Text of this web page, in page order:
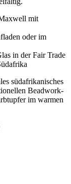
mit
oder im
in der Fair Trade
südafrikanisches
Beadwork-
im warmen